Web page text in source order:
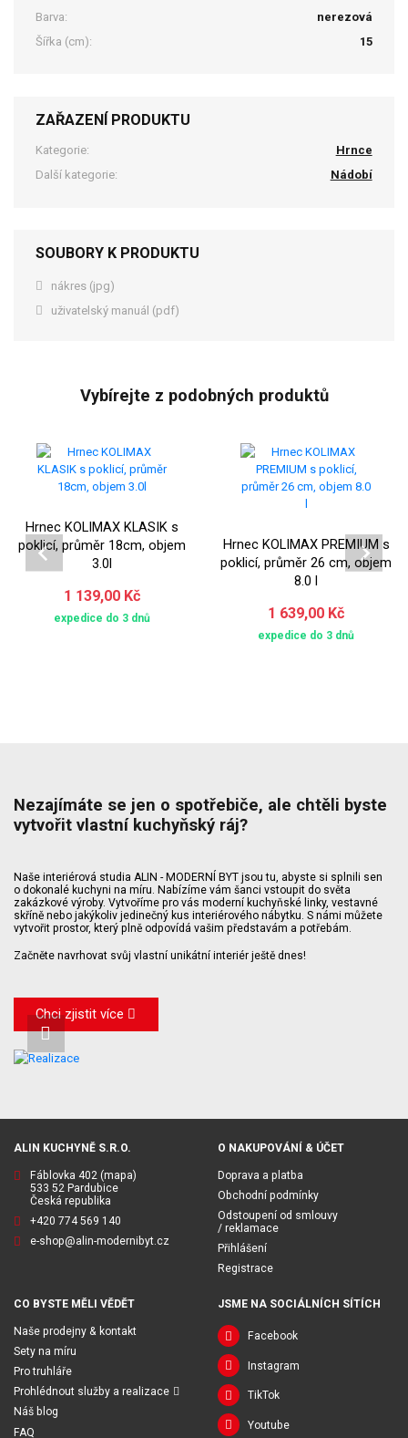
Barva:
nerezová
Šířka (cm):
15
ZAŘAZENÍ PRODUKTU
Kategorie:
Hrnce
Další kategorie:
Nádobí
SOUBORY K PRODUKTU
nákres (jpg)
uživatelský manuál (pdf)
Vybírejte z podobných produktů
Hrnec KOLIMAX KLASIK s
poklicí, průměr 18cm, objem
3.0l
1 139,00 Kč
expedice do 3 dnů
Hrnec KOLIMAX PREMIUM s
poklicí, průměr 26 cm, objem
8.0 l
1 639,00 Kč
expedice do 3 dnů
Nezajímáte se jen o spotřebiče, ale chtěli byste
vytvořit vlastní kuchyňský ráj?
Naše interiérová studia ALIN - MODERNÍ BYT jsou tu, abyste si splnili sen
o dokonalé kuchyni na míru. Nabízíme vám šanci vstoupit do světa
zakázkové výroby. Vytvoříme pro vás moderní kuchyňské linky, vestavné
skříně nebo jakýkoliv jedinečný kus interiérového nábytku. S námi můžete
vytvořit prostor, který plně odpovídá vašim představám a potřebám.
Začněte navrhovat svůj vlastní unikátní interiér ještě dnes!
Chci zjistit více
ALIN KUCHYNĚ S.R.O.
Fáblovka 402 (mapa)
533 52 Pardubice
Česká republika
+420 774 569 140
e-shop@alin-modernibyt.cz
O NAKUPOVÁNÍ & ÚČET
Doprava a platba
Obchodní podmínky
Odstoupení od smlouvy
/ reklamace
Přihlášení
Registrace
CO BYSTE MĚLI VĚDĚT
Naše prodejny & kontakt
Sety na míru
Pro truhláře
Prohlédnout služby a realizace
Náš blog
FAQ
JSME NA SOCIÁLNÍCH SÍTÍCH
Facebook
Instagram
TikTok
Youtube